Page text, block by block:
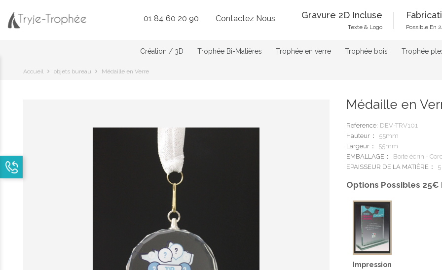
Gravure 2D Incluse
Texte & Logo Possible En
01 84 60 20 90 Contactez Nous
Création / 3D Trophée Bi-Matières Trophée en verre Trophée bois Trophée
Accueil objets bureau Médaille en Verre
Médaille en
Reference: DEV-TRV101
Hauteur
55mm
Largeur
55mm
EMBALLAGE
Boite écrin -
EPAISSEUR DE LA MATIÈRE
Options Possibles
Impression